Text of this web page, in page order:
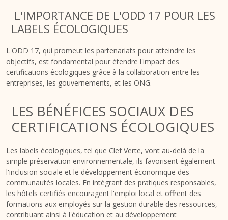
L'IMPORTANCE DE L'ODD 17 POUR LES
LABELS ÉCOLOGIQUES
L'ODD 17, qui promeut les partenariats pour atteindre les
objectifs, est fondamental pour étendre l'impact des
certifications écologiques grâce à la collaboration entre les
entreprises, les gouvernements, et les ONG.
LES BÉNÉFICES SOCIAUX DES
CERTIFICATIONS ÉCOLOGIQUES
Les labels écologiques, tel que Clef Verte, vont au-delà de la
simple préservation environnementale, ils favorisent également
l'inclusion sociale et le développement économique des
communautés locales. En intégrant des pratiques responsables,
les hôtels certifiés encouragent l'emploi local et offrent des
formations aux employés sur la gestion durable des ressources,
contribuant ainsi à l'éducation et au développement